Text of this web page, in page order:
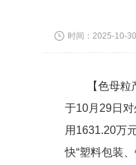
时间：2025-10-30
【色母
于10月29日
用1631.20万
快“塑料包装